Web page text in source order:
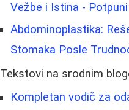
Vežbe i Istina -
Abdominoplastika:
Stomaka Posle
Tekstovi na srodnim
Kompletan vodič za